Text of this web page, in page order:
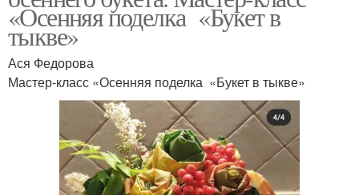
«Осенняя поделка «Букет в
тыкве»
Ася Федорова
Мастер-класс «Осенняя поделка «Букет в тыкве»